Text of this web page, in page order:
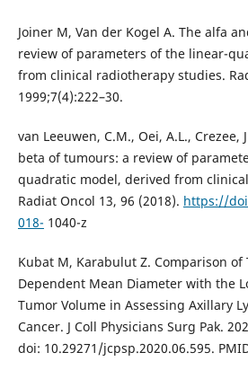
Joiner M, Van der Kogel A. The alfa
review of parameters of the linear-
from clinical radiotherapy studies.
1999;7(4):222–30.
van Leeuwen, C.M., Oei, A.L., Crezee,
beta of tumours: a review of
quadratic model, derived from
Radiat Oncol 13, 96 (2018). https://
018- 1040-z
Kubat M, Karabulut Z. Comparison of
Dependent Mean Diameter with the
Tumor Volume in Assessing Axillary
Cancer. J Coll Physicians Surg Pak.
doi: 10.29271/jcpsp.2020.06.595.